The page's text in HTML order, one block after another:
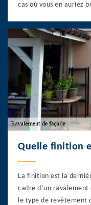
cas où vous en auriez
Quelle finition
La finition est la
cadre d’un ravalement
le type de revêtement